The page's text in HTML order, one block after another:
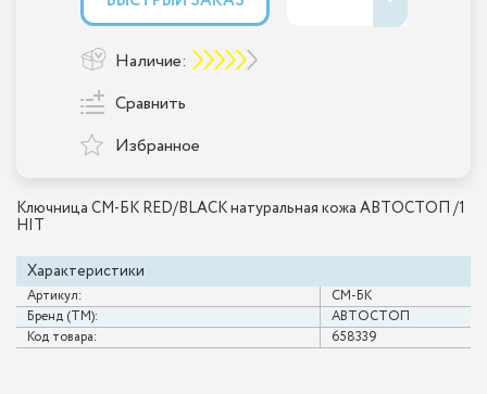
Ключница СМ-БК RED/BLACK натуральная кожа АВТОСТОП /1
HIT
Характеристики
Артикул:
СМ-БК
Бренд (ТМ):
АВТОСТОП
Код товара:
658339
Наличие:
Сравнить
Избранное